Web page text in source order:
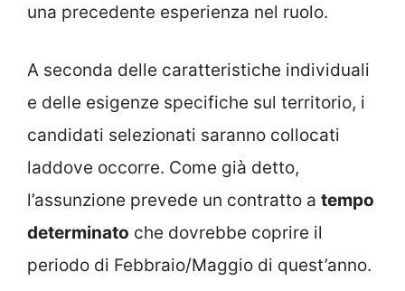
una precedente esperienza nel ruolo.
A seconda delle caratteristiche individuali
e delle esigenze specifiche sul territorio, i
candidati selezionati saranno collocati
laddove occorre. Come già detto,
l’assunzione prevede un contratto a tempo
determinato che dovrebbe coprire il
periodo di Febbraio/Maggio di quest’anno.